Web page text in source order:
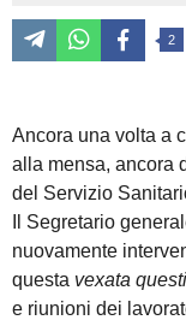
2
Ancora una volta a
alla mensa, ancora
del Servizio
Il Segretario
nuovamente
questa vexata
e riunioni dei